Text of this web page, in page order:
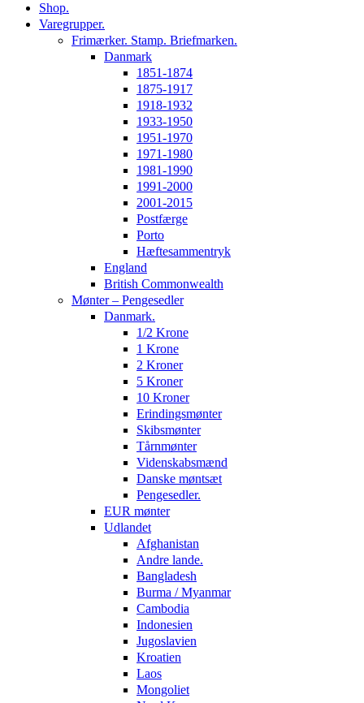
Shop.
Varegrupper.
Frimærker. Stamp. Briefmarken.
Danmark
1851-1874
1875-1917
1918-1932
1933-1950
1951-1970
1971-1980
1981-1990
1991-2000
2001-2015
Postfærge
Porto
Hæftesammentryk
England
British Commonwealth
Mønter – Pengesedler
Danmark.
1/2 Krone
1 Krone
2 Kroner
5 Kroner
10 Kroner
Erindingsmønter
Skibsmønter
Tårnmønter
Videnskabsmænd
Danske møntsæt
Pengesedler.
EUR mønter
Udlandet
Afghanistan
Andre lande.
Bangladesh
Burma / Myanmar
Cambodia
Indonesien
Jugoslavien
Kroatien
Laos
Mongoliet